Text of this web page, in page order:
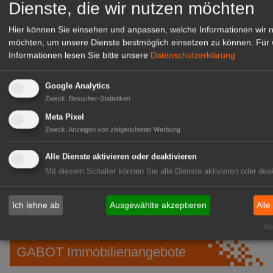
Gärtnerei Hanns
Mitarbeiter (m/w/d) für unsere
Herongen
zur Stellenanzeige
GABOT Immobilienangebote
Dienste, die wir nutzen möchten
Hier können Sie einsehen und anpassen, welche Informationen wir
möchten, um unsere Dienste bestmöglich einsetzen zu können.
Für
Informationen lesen Sie bitte unsere Datenschutzerklärung
Google Analytics
Zweck: Besucher-Statistiken
Meta Pixel
Zweck: Anzeigen von zielgerichteter Werbung
Alle Dienste aktivieren oder deaktivieren
Mit diesem Schalter können Sie alle Dienste aktivieren oder
Ich lehne ab Ausgewählte akzeptieren Alle